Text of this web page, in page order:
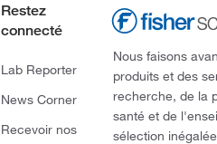
Restez
connecté
Lab Reporter
News Corner
Recevoir nos
Nous faisons
produits et des
recherche, de la
santé et de
sélection